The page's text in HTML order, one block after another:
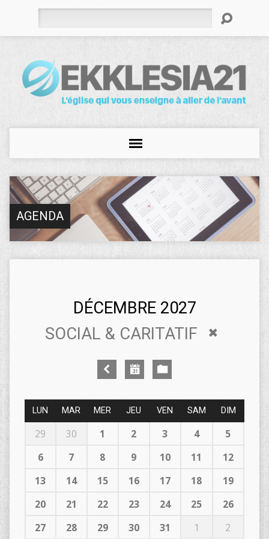
AGENDA
DÉCEMBRE 2027
SOCIAL & CARITATIF
LUN MAR MER JEU VEN SAM DIM
29 30 1 2 3 4
5
6
7 8 9 10 11
12
13
14 15 16 17 18
19
20
21 22 23 24 25
26
27
28 29 30 31 1 2